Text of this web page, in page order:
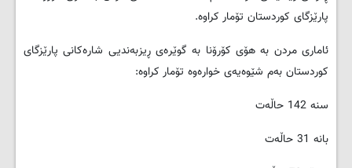
پارێزگای کوردستان تۆمار کراوە.
ئاماری مردن بە هۆی کۆرۆنا بە گوێرەی ڕیزبەندیی شارەکانی پارێزگای
کوردستان بەم شێوەیەی خوارەوە تۆمار کراوە:
سنە 142 حاڵەت
بانە 31 حاڵەت